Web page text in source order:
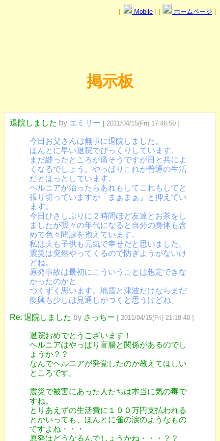
[ Mobile ] [ ホームページ ]
掲示板
退院しました by エミリー [ 2011/04/15(Fri) 17:46:50 ]
今日お父さんは無事に退院しました。
ほんとに早い退院でびっくりしています。
まだ縫ったところが痛そうですが日と共によ
くなるでしょう。やっぱりこれが普通の生活
だとほっとしています。
ヘルニアが治ったらあれもしてこれもしてと
張り切っていますが「まぁまぁ」と抑えてい
ます。
今日ひさしぶりに２時間ほど友達とお茶をし
ましたが我々の年代になると自分の身体も含
めて色々問題を抱えています。
私は夫も子供も元気で幸せだと思いました。
震災は突然やってくるので防ぎようがないけ
どね。
原発事故は最初にこういうことは想定できな
かったのかと
つくずく思います。地震と津波だけならまだ
復興も少しは見通しがつくと思うけどね。
Re: 退院しました by さっちー [ 2011/04/15(Fri) 21:18:40 ]
退院おめでとうございます！
ヘルニアはやっぱり盲腸と関係があるのでし
ょうか？？
なんでヘルニアが発覚したのか教えてほしい
ところです。
震災で被害にあった人たちは本当に気の毒で
すね。
とりあえずの生活費に１００万円支払われる
とかいっても、ほんとに雀の涙のようなもの
ですよね・・・
原発はどうなるんでしょうかね・・・？？